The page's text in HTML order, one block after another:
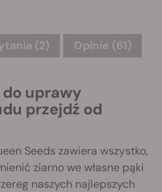
(2) Opinie (61)
uprawy
przejdź od
Seeds zawiera wszystko,
ziarno we własne pąki
naszych najlepszych